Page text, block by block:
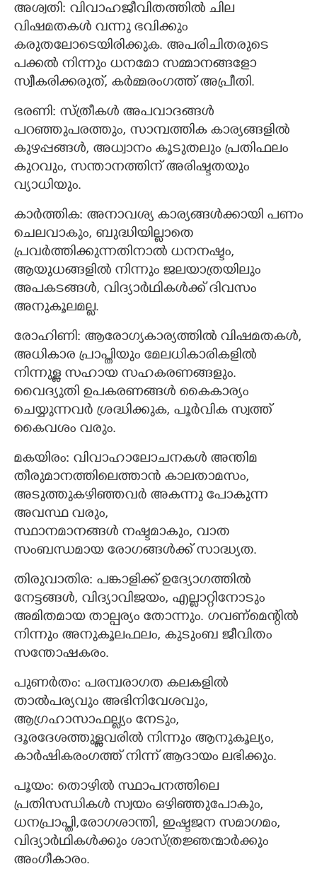
അശ്വതി: വിവാഹജീവിതത്തിൽ ചില
വിഷമതകൾ വന്നു ഭവിക്കും
കരുതലോടെയിരിക്കുക. അപരിചിതരുടെ
പക്കൽ നിന്നും ധനമോ സമ്മാനങ്ങളോ
സ്വീകരിക്കരുത്, കർമ്മരംഗത്ത് അപ്രീതി.
ഭരണി: സ്ത്രീകൾ അപവാദങ്ങൾ
പറഞ്ഞുപരത്തും, സാമ്പത്തിക കാര്യങ്ങളിൽ
കുഴപ്പങ്ങൾ, അധ്വാനം കൂടുതലും പ്രതിഫലം
കുറവും, സന്താനത്തിന് അരിഷ്ടതയും
വ്യാധിയും.
കാർത്തിക: അനാവശ്യ കാര്യങ്ങൾക്കായി പണം
ചെലവാകും, ബുദ്ധിയില്ലാതെ
പ്രവർത്തിക്കുന്നതിനാൽ ധനനഷ്ടം,
ആയുധങ്ങളിൽ നിന്നും ജലയാത്രയിലും
അപകടങ്ങൾ, വിദ്യാർഥികൾക്ക് ദിവസം
അനുകൂലമല്ല.
രോഹിണി: ആരോഗ്യകാര്യത്തിൽ വിഷമതകൾ,
അധികാര പ്രാപ്തിയും മേലധികാരികളിൽ
നിന്നുള്ള സഹായ സഹകരണങ്ങളും.
വൈദ്യുതി ഉപകരണങ്ങൾ കൈകാര്യം
ചെയ്യുന്നവർ ശ്രദ്ധിക്കുക, പൂർവിക സ്വത്ത്
കൈവശം വരും.
മകയിരം: വിവാഹാലോചനകൾ അന്തിമ
തീരുമാനത്തിലെത്താൻ കാലതാമസം,
അടുത്തുകഴിഞ്ഞവർ അകന്നു പോകുന്ന
അവസ്ഥ വരും,
സ്ഥാനമാനങ്ങൾ നഷ്ടമാകും, വാത
സംബന്ധമായ രോഗങ്ങൾക്ക് സാദ്ധ്യത.
തിരുവാതിര: പങ്കാളിക്ക് ഉദ്യോഗത്തിൽ
നേട്ടങ്ങൾ, വിദ്യാവിജയം, എല്ലാറ്റിനോടും
അമിതമായ താല്പര്യം തോന്നും. ഗവണ്മെന്റിൽ
നിന്നും അനുകൂലഫലം, കുടുംബ ജീവിതം
സന്തോഷകരം.
പുണർതം: പരമ്പരാഗത കലകളിൽ
താൽപര്യവും അഭിനിവേശവും,
ആഗ്രഹാസാഫല്ല്യം നേടും,
ദൂരദേശത്തുള്ളവരിൽ നിന്നും ആനുകൂല്യം,
കാർഷികരംഗത്ത് നിന്ന് ആദായം ലഭിക്കും.
പൂയം: തൊഴിൽ സ്ഥാപനത്തിലെ
പ്രതിസന്ധികൾ സ്വയം ഒഴിഞ്ഞുപോകും,
ധനപ്രാപ്തി,രോഗശാന്തി, ഇഷ്ടജന സമാഗമം,
വിദ്യാർഥികൾക്കും ശാസ്ത്രജ്ഞന്മാർക്കും
അംഗീകാരം.